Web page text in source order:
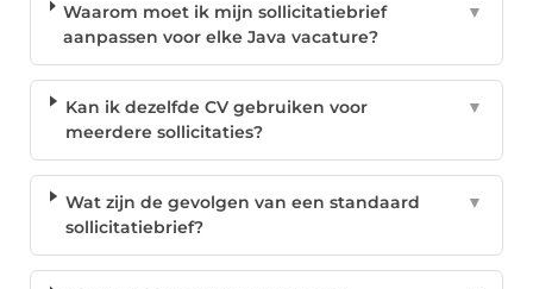
Waarom moet ik mijn sollicitatiebrief
aanpassen voor elke Java vacature?
▼
Kan ik dezelfde CV gebruiken voor
meerdere sollicitaties?
▼
Wat zijn de gevolgen van een standaard
sollicitatiebrief?
▼